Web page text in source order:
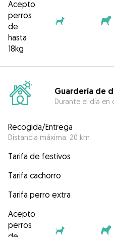
Acepto
perros
de
hasta
18kg
Guardería de
Durante el día en
Recogida/Entrega
Distancia máxima: 20 km
Tarifa de festivos
Tarifa cachorro
Tarifa perro extra
Acepto
perros